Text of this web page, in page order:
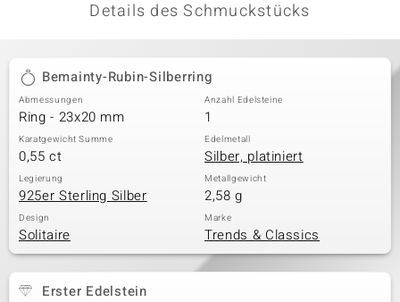
Details des Schmuckstücks
Bemainty-Rubin-Silberring
Abmessungen
Ring - 23x20 mm
Anzahl Edelsteine
1
Karatgewicht Summe
0,55 ct
Edelmetall
Silber, platiniert
Legierung
925er Sterling Silber
Metallgewicht
2,58 g
Design
Solitaire
Marke
Trends & Classics
Erster Edelstein